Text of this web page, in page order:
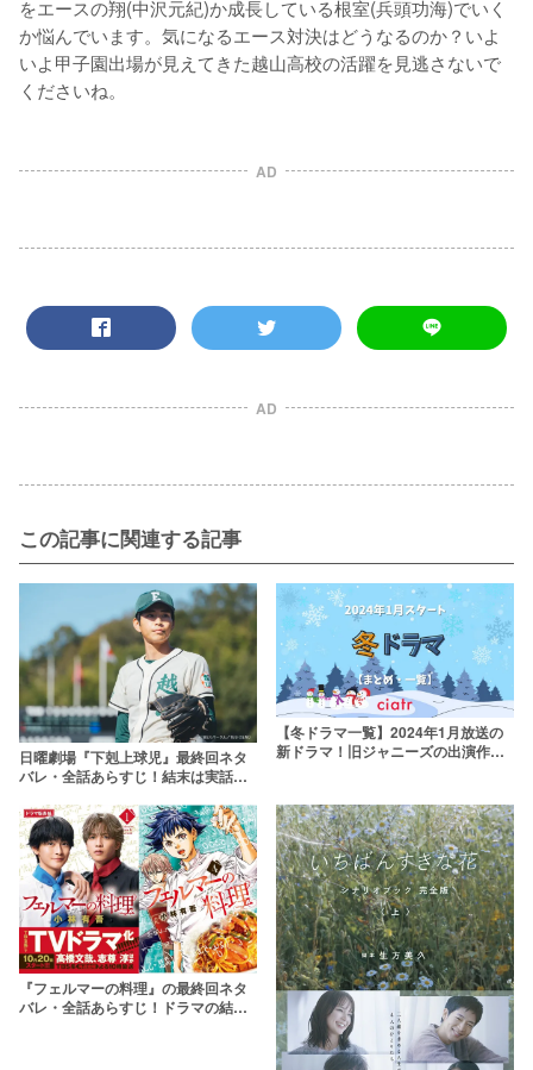
をエースの翔(中沢元紀)か成長している根室(兵頭功海)でいく
か悩んでいます。気になるエース対決はどうなるのか？いよ
いよ甲子園出場が見えてきた越山高校の活躍を見逃さないで
くださいね。
AD
AD
この記事に関連する記事
日曜劇場『下剋上球児』最終回ネタ
バレ・全話あらすじ！結末は実話通
【冬ドラマ一覧】2024年1月放送の
新ドラマ！旧ジャニーズの出演作一
『フェルマーの料理』の最終回ネタ
バレ・全話あらすじ！ドラマの結末